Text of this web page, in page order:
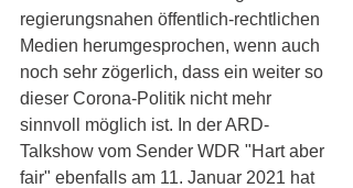
regierungsnahen öffentlich-rechtlichen
Medien herumgesprochen, wenn auch
noch sehr zögerlich, dass ein weiter so
dieser Corona-Politik nicht mehr
sinnvoll möglich ist. In der ARD-
Talkshow vom Sender WDR "Hart aber
fair" ebenfalls am 11. Januar 2021 hat